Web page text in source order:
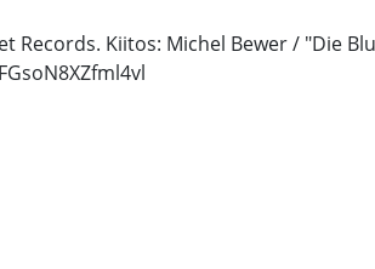
Records. Kiitos: Michel Bewer / "Die